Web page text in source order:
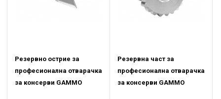
Резервно острие за
професионална отварачка
за консерви GAMMO
Резервна част за
професионална отварачка
за консерви GAMMO